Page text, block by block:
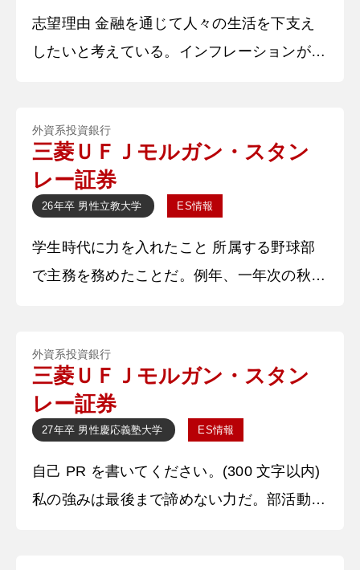
志望理由 金融を通じて人々の生活を下支え
したいと考えている。インフレーションが進
理由は、貴社があらゆる需要に対応できる多
様なソリューションを持っているためであ
る。貴社は日本最大級の金融グループである
MUFGグループに属しており、様々な金融商
品やサービスを網羅し、強固な顧客基盤を有
している。さらに、モルガン・スタ
外資系投資銀行
三菱ＵＦＪモルガン・スタン
レー証券
26年卒 男性立教大学 ES情報
学生時代に力を入れたこと 所属する野球部
で主務を務めたことだ。例年、一年次の秋に
任者の留学の影響で二年時の夏頃から急遽、
副務となり、二か月後には主務となった。野
球人生で役職へ就いたことのない私にとって
主務は挑戦であった。さらに裏方としての業
務に携わることが初めての経験であった。小
学生から野球を続けているが、野球
外資系投資銀行
三菱ＵＦＪモルガン・スタン
レー証券
27年卒 男性慶応義塾大学 ES情報
自己 PR を書いてください。(300 文字以内)
私の強みは最後まで諦めない力だ。部活動で